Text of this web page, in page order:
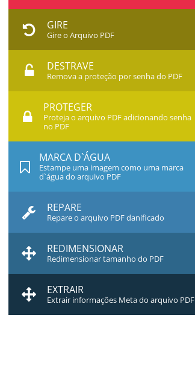
GIRE
Gire o Arquivo PDF
DESTRAVE
Remova a proteção por senha do PDF
PROTEGER
Proteja o arquivo PDF adicionando senha
no PDF
MARCA D`ÁGUA
Estampe uma imagem como uma marca
d`água do arquivo PDF
REPARE
Repare o arquivo PDF danificado
REDIMENSIONAR
Redimensionar tamanho do PDF
EXTRAIR
Extrair informações Meta do arquivo PDF